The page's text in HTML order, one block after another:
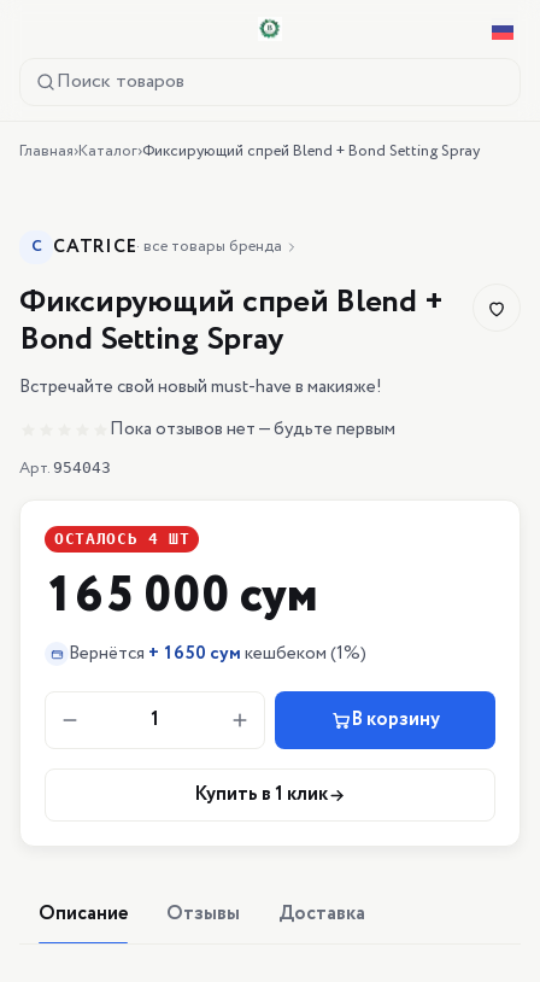
Поиск товаров
Главная›Каталог›Фиксирующий спрей Blend + Bond Setting Spray
C CATRICE· все товары бренда
Фиксирующий спрей Blend +
Bond Setting Spray
Встречайте свой новый must-have в макияже!
Пока отзывов нет — будьте первым
Арт. 954043
ОСТАЛОСЬ 4 ШТ
165 000 сум
Вернётся + 1650 сумкешбеком(1%)
1 В корзину
Купить в 1 клик
Описание Отзывы Доставка